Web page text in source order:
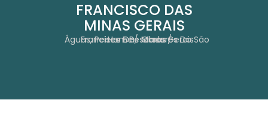
FRANCISCO DAS
MINAS GERAIS
Home Obras
Águas, Peixes E Pescadores Do São Francisco Das Minas Gerais